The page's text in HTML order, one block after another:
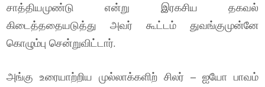
சாத்தியமுண்டு என்று இரகசிய தகவல்
கிடைத்ததையடுத்து அவர் கூட்டம் துவங்குமுன்னே
கொழும்பு சென்றுவிட்டார்.
அங்கு உரையாற்றிய முல்லாக்களிற் சிலர் – ஐயோ பாவம்